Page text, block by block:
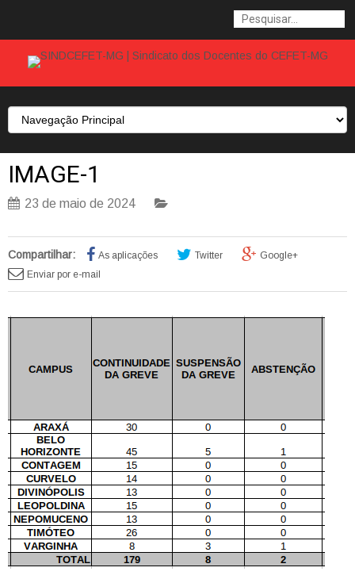
IMAGE-1
23 de maio de 2024
Compartilhar: As aplicações Twitter
Google+
Enviar por e-mail